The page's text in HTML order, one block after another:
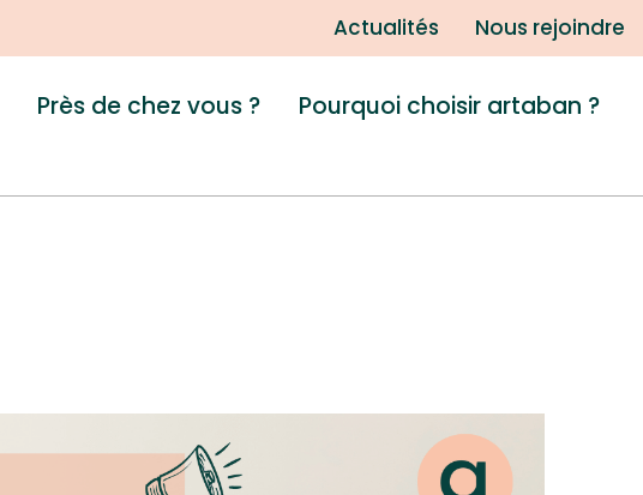
Actualités Nous rejoindre
Près de chez vous ? Pourquoi choisir artaban ?